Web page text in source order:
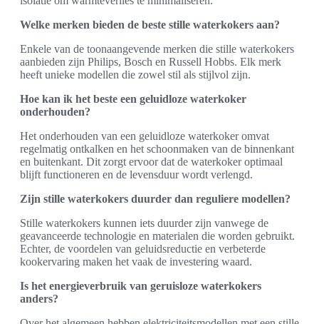
Welke merken bieden de beste stille waterkokers aan?
Enkele van de toonaangevende merken die stille waterkokers
aanbieden zijn Philips, Bosch en Russell Hobbs. Elk merk
heeft unieke modellen die zowel stil als stijlvol zijn.
Hoe kan ik het beste een geluidloze waterkoker
onderhouden?
Het onderhouden van een geluidloze waterkoker omvat
regelmatig ontkalken en het schoonmaken van de binnenkant
en buitenkant. Dit zorgt ervoor dat de waterkoker optimaal
blijft functioneren en de levensduur wordt verlengd.
Zijn stille waterkokers duurder dan reguliere modellen?
Stille waterkokers kunnen iets duurder zijn vanwege de
geavanceerde technologie en materialen die worden gebruikt.
Echter, de voordelen van geluidsreductie en verbeterde
kookervaring maken het vaak de investering waard.
Is het energieverbruik van geruisloze waterkokers
anders?